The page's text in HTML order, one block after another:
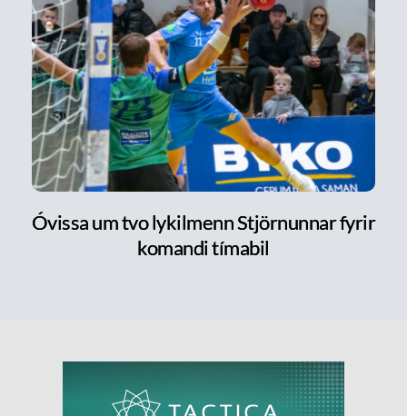
Óvissa um tvo lykilmenn Stjörnunnar fyrir
komandi tímabil